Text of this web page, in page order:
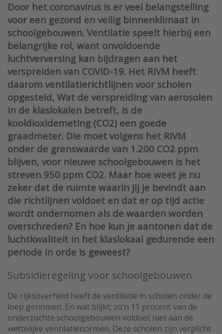
Door het coronavirus is er veel belangstelling
voor een gezond en veilig binnenklimaat in
schoolgebouwen. Ventilatie speelt hierbij een
belangrijke rol, want onvoldoende
luchtverversing kan bijdragen aan het
verspreiden van COVID-19. Het RIVM heeft
daarom ventilatierichtlijnen voor scholen
opgesteld, Wat de verspreiding van aerosolen
in de klaslokalen betreft, is de
kooldioxidemeting (CO2) een goede
graadmeter. Die moet volgens het RIVM
onder de grenswaarde van 1.200 CO2 ppm
blijven, voor nieuwe schoolgebouwen is het
streven 950 ppm CO2. Maar hoe weet je nu
zeker dat de ruimte waarin jij je bevindt aan
die richtlijnen voldoet en dat er op tijd actie
wordt ondernomen als de waarden worden
overschreden? En hoe kun je aantonen dat de
luchtkwaliteit in het klaslokaal gedurende een
periode in orde is geweest?
Subsidieregeling voor schoolgebouwen
De rijksoverheid heeft de ventilatie in scholen onder de
loep genomen. En wat blijkt; zo’n 11 procent van de
onderzochte schoolgebouwen voldoet niet aan de
wettelijke ventilatienormen. Deze scholen zijn verplicht